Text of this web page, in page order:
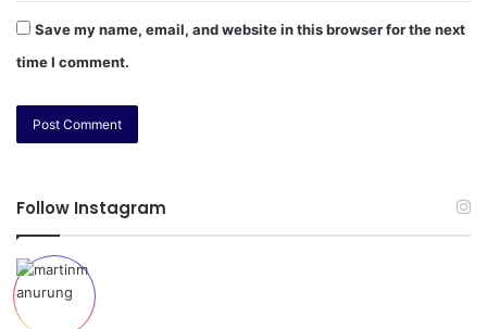
Save my name, email, and website in this browser for the next
time I comment.
Follow Instagram